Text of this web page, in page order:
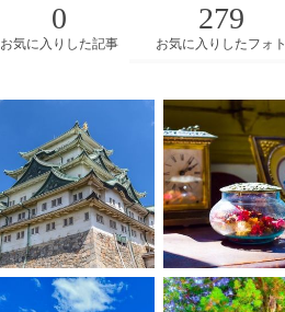
0
お気に入りした記事
279
お気に入りしたフォト